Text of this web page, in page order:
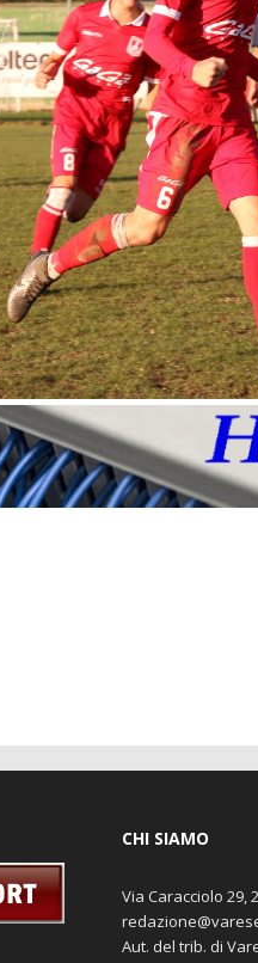
CHI SIAMO
Via Caracciolo 29,
Aut. del trib. di